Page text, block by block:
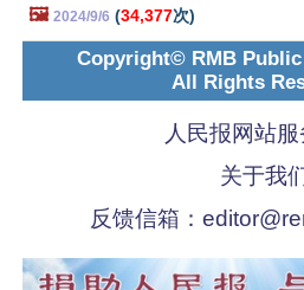
🖼️ 2024/9/6 (34,377次)
Copyright© RMB
All Rights
人民报网站
关于我
反馈信箱：